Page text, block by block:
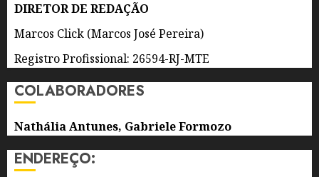
9 DE
AGOSTO
DE 2026
DIRETOR DE REDAÇÃO
Marcos Click (Marcos José Pereira)
Registro Profissional: 26594-RJ-MTE
COLABORADORES
Nathália Antunes, Gabriele Formozo
ENDEREÇO: